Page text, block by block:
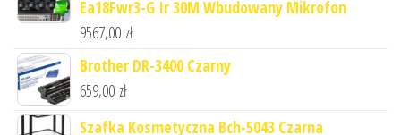
Ea18Fwr3-G Ir 30M Wbudowany Mikrofon
9567,00 zł
Brother DR-3400 Czarny
659,00 zł
Szafka Kosmetyczna Bch-5043 Czarna